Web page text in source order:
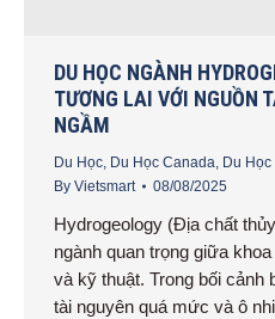
DU HỌC NGÀNH
TƯƠNG LAI VỚI NGUỒN
NGẦM
Du Học Du Học Canada Du Học
By Vietsmart 08/08/2025
Hydrogeology (Địa chất
ngành quan trọng giữa
và kỹ thuật. Trong bối cảnh
tài nguyên quá mức và ô